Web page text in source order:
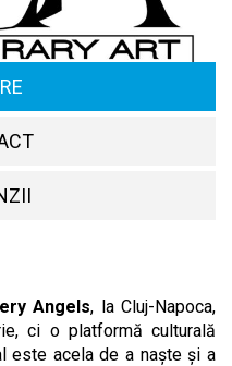
Angels, la Cluj-Napoca,
ci o platformă culturală
este acela de a naşte şi a